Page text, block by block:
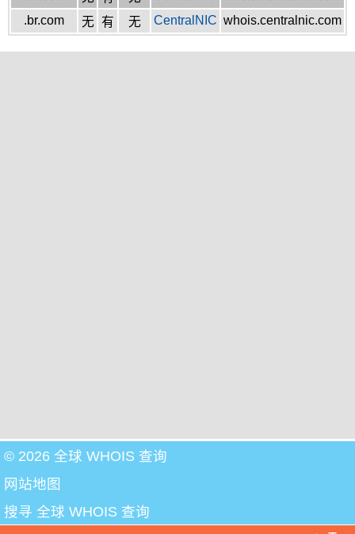
.br.com
无 有 无 CentralNIC whois.centralnic.com
© 2026 全球 WHOIS 查询
网站地图
搜寻 全球 WHOIS 查询